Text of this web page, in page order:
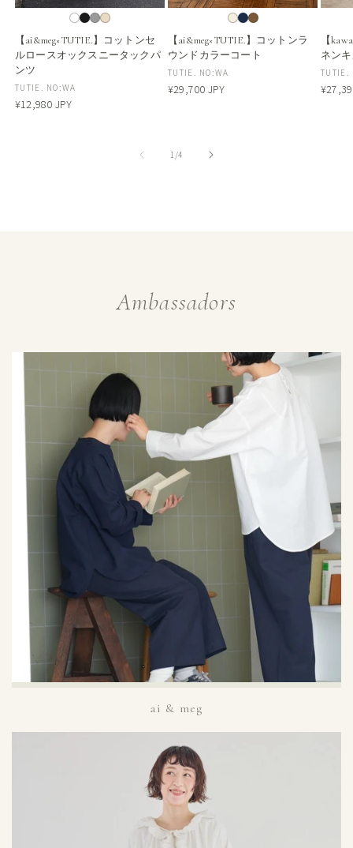
【ai&meg×TUTIE.】コットンセ
ルロースオックスニータックパ
ンツ
販
売
TUTIE. NO:WA
通
¥12,980 JPY
【ai&meg×TUTIE.】コットンラ
ウンドカラーコート
販
売
TUTIE. NO:WA
通
¥29,700 JPY
【
ネン
販
売
TUTIE.
通
1/の
4
Ambassadors
ai & meg